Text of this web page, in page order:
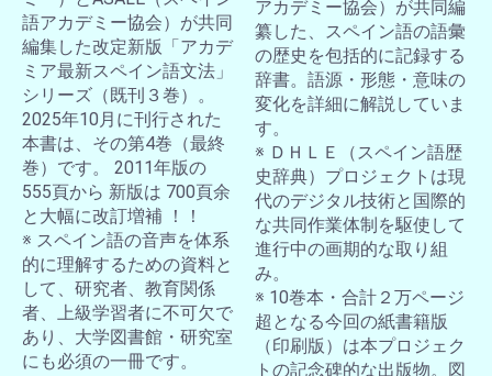
語アカデミー協会）が共同
編集した改定新版「アカデ
ミア最新スペイン語文法」
シリーズ（既刊３巻）。
2025年10月に刊行された
本書は、その第4巻（最終
巻）です。 2011年版の
555頁から 新版は 700頁余
と大幅に改訂増補 ！！
※ スペイン語の音声を体系
的に理解するための資料と
して、研究者、教育関係
者、上級学習者に不可欠で
あり、大学図書館・研究室
にも必須の一冊です。
アカデミー協会）が共同編
纂した、スペイン語の語彙
の歴史を包括的に記録する
辞書。語源・形態・意味の
変化を詳細に解説していま
す。
※ ＤＨＬＥ（スペイン語歴
史辞典）プロジェクトは現
代のデジタル技術と国際的
な共同作業体制を駆使して
進行中の画期的な取り組
み。
※ 10巻本・合計２万ページ
超となる今回の紙書籍版
（印刷版）は本プロジェク
トの記念碑的な出版物。図